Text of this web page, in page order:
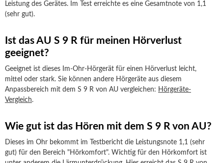
Leistung des Gerätes. Im Test erreichte es eine Gesamtnote von 1,1
(sehr gut).
Ist das AU S 9 R für meinen Hörverlust
geeignet?
Geeignet ist dieses Im-Ohr-Hörgerät für einen Hörverlust leicht,
mittel oder stark. Sie können andere Hörgeräte aus diesem
Anpassbereich mit dem S 9 R von AU vergleichen: Hörgeräte-
Vergleich.
Wie gut ist das Hören mit dem S 9 R von AU?
Dieses im Ohr bekommt im Testbericht die Leistungsnote 1,1 (sehr
gut) für den Bereich "Hörkomfort". Wichtig für den Hörkomfort ist